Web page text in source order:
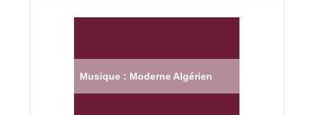
Musique : Moderne Algérien